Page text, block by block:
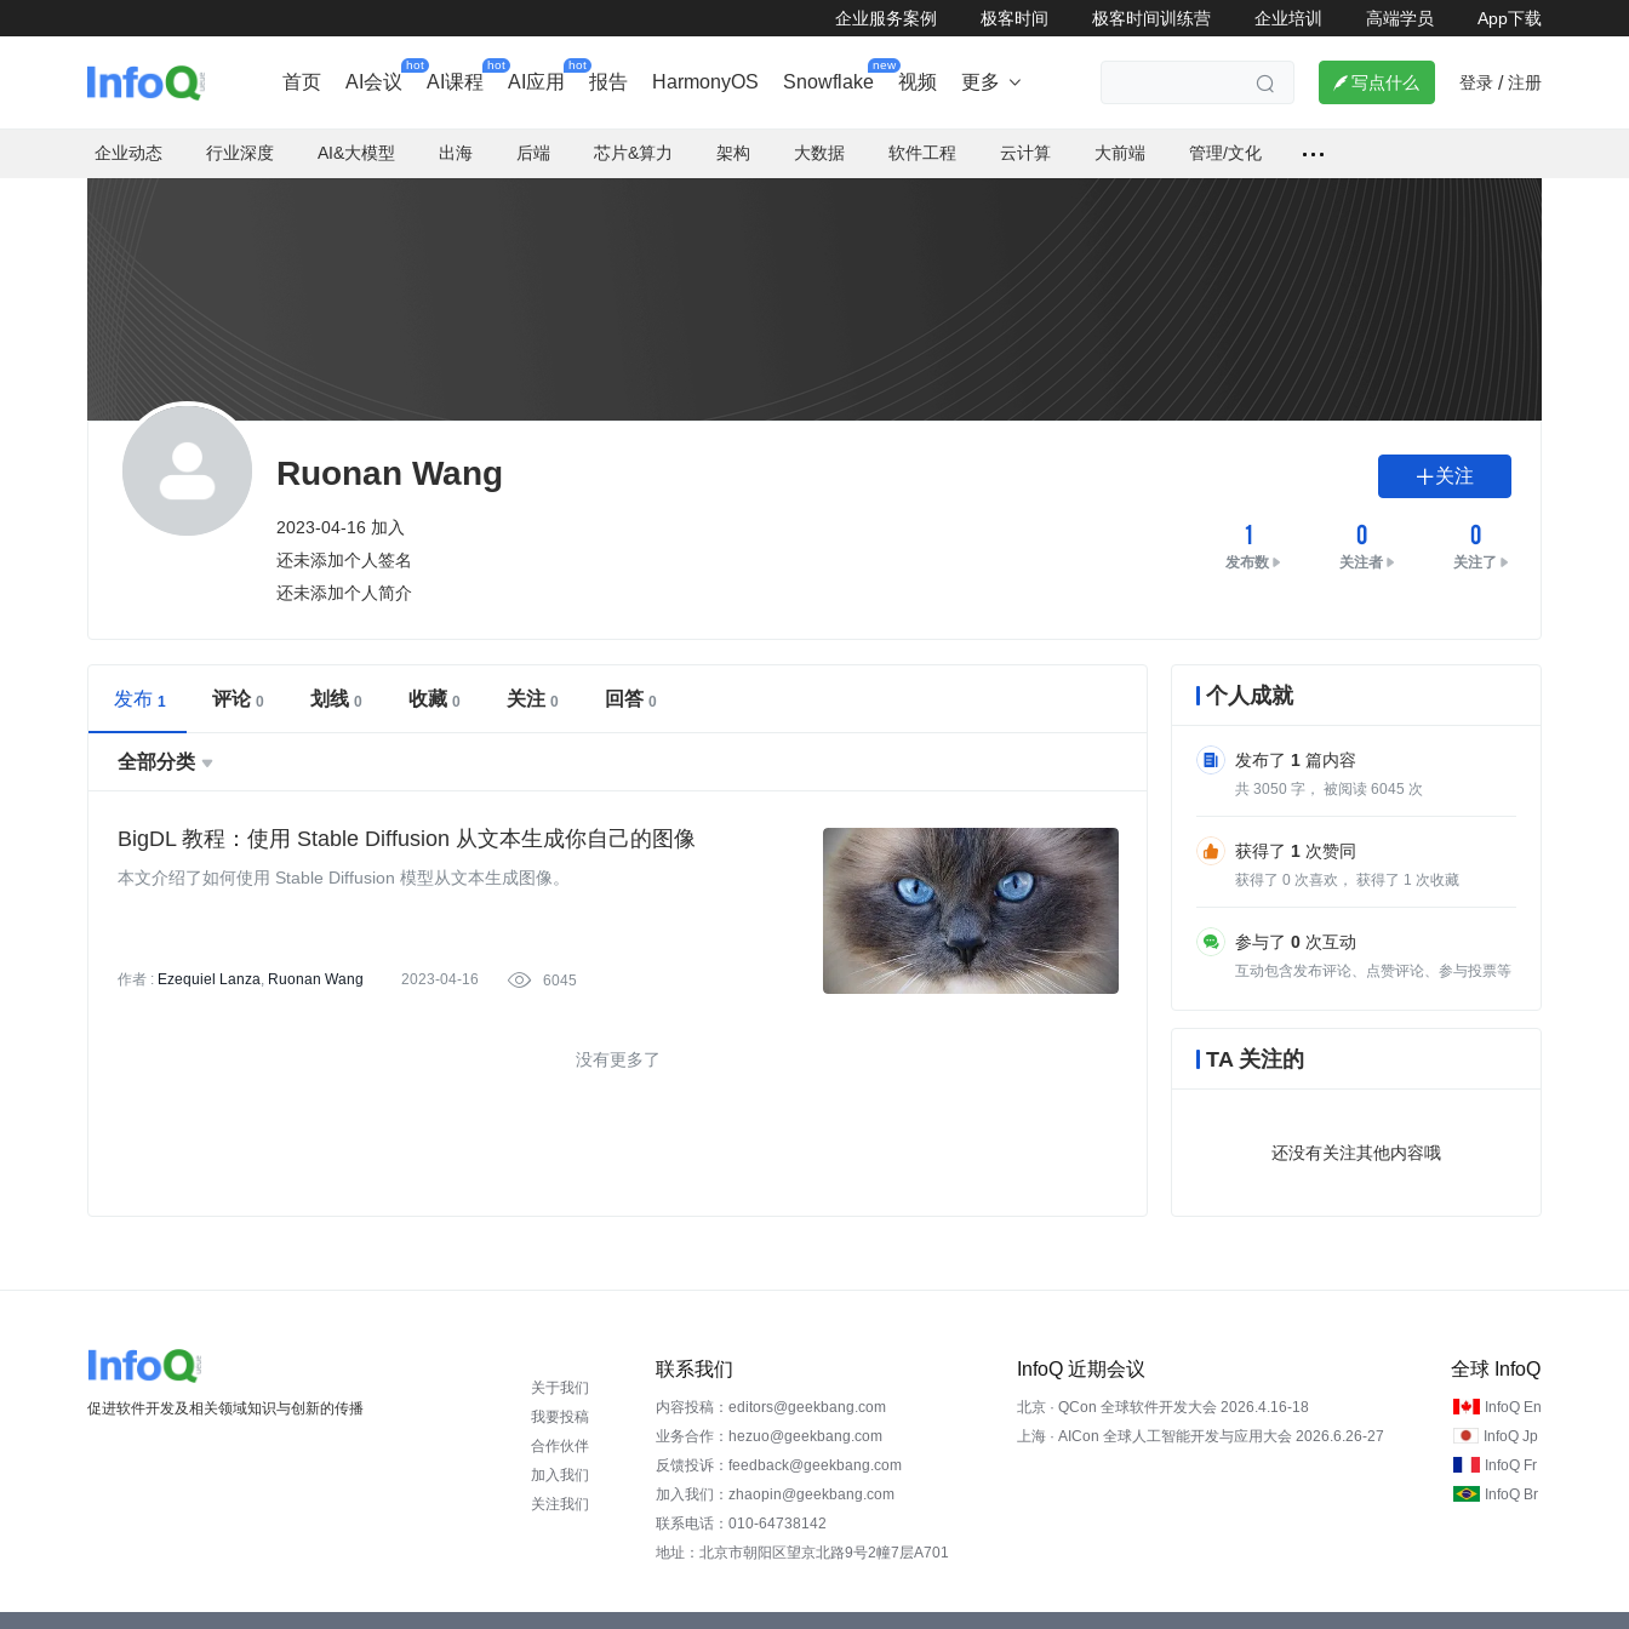
企业服务案例 极客时间 极客时间训练营 企业培训 高端学员 App下载
首页 AI会议
hot
AI课程
hot
AI应用
hot
报告 HarmonyOS Snowflake
new
视频 更多    写点什么 登录 / 注册
企业动态 行业深度 AI&大模型 出海 后端 芯片&算力 架构 大数据 软件工程 云计算 大前端 管理/文化
Ruonan Wang
2023-04-16 加入
还未添加个人签名
还未添加个人简介
关注
1
发布数
0
关注者
0
关注了
发布 评论 划线 收藏 关注 回答
全部分类 
BigDL 教程：使用 Stable Diffusion 从文本生成你自己的图像
本文介绍了如何使用 Stable Diffusion 模型从文本生成图像。
作者 : Ezequiel Lanza Ruonan Wang
2023-04-16  6045
没有更多了
个人成就
发布了 1 篇内容
共 3050 字， 被阅读 6045 次
获得了 1 次赞同
获得了 0 次喜欢， 获得了 1 次收藏
参与了 0 次互动
互动包含发布评论、点赞评论、参与投票等
TA 关注的
还没有关注其他内容哦
促进软件开发及相关领域知识与创新的传播
关于我们
我要投稿
合作伙伴
加入我们
关注我们
联系我们
内容投稿：editors@geekbang.com
业务合作：hezuo@geekbang.com
反馈投诉：feedback@geekbang.com
加入我们：zhaopin@geekbang.com
联系电话：010-64738142
地址：北京市朝阳区望京北路9号2幢7层A701
InfoQ 近期会议
北京 · QCon 全球软件开发大会 2026.4.16-18
上海 · AICon 全球人工智能开发与应用大会 2026.6.26-27
全球 InfoQ
InfoQ En
InfoQ Jp
InfoQ Fr
InfoQ Br